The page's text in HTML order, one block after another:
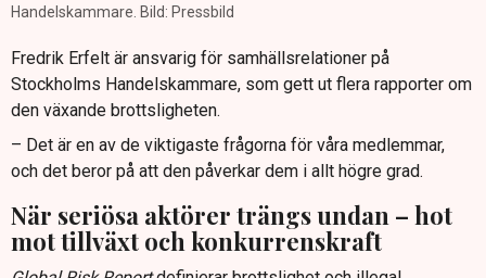
Handelskammare. Bild: Pressbild
Fredrik Erfelt är ansvarig för samhällsrelationer på
Stockholms Handelskammare, som gett ut flera rapporter om
den växande brottsligheten.
– Det är en av de viktigaste frågorna för våra medlemmar,
och det beror på att den påverkar dem i allt högre grad.
När seriösa aktörer trängs undan – hot
mot tillväxt och konkurrenskraft